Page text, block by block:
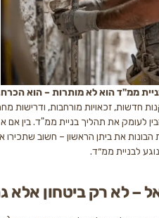
לא מותרות – הוא הכרח.וכשמדובר
זכאויות מורחבות, ודרישות מחמירות
בניית ממ"ד. בין אם אתם דיירים
הראשון – חשוב שתכירו את ההליך, את
ביטחון אלא גם חוק